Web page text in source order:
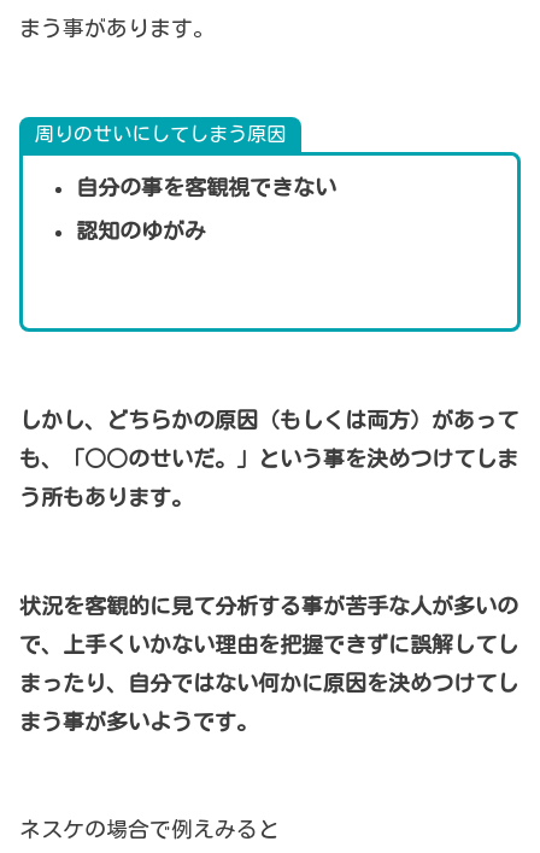
まう事があります。
周りのせいにしてしまう原因
自分の事を客観視できない
認知のゆがみ
しかし、どちらかの原因（もしくは両方）があって
も、「○○のせいだ。」という事を決めつけてしま
う所もあります。
状況を客観的に見て分析する事が苦手な人が多いの
で、上手くいかない理由を把握できずに誤解してし
まったり、自分ではない何かに原因を決めつけてし
まう事が多いようです。
ネスケの場合で例えみると